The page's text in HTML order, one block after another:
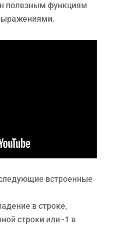
полезным функциям
встроенные
в строке,
строки или -1 в